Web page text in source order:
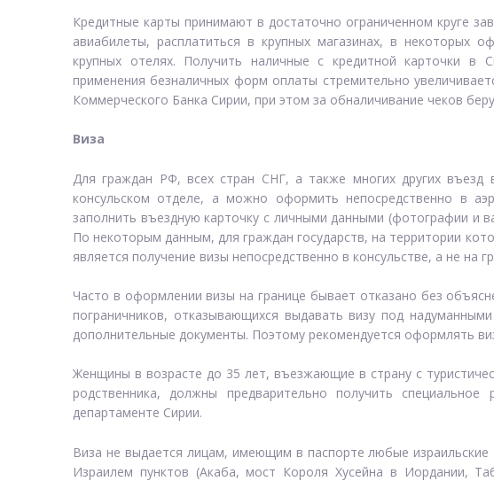
Кредитные карты принимают в достаточно ограниченном круге
авиабилеты, расплатиться в крупных магазинах, в некоторых
крупных отелях. Получить наличные с кредитной карточки в
применения безналичных форм оплаты стремительно
Коммерческого Банка Сирии, при этом за обналичивание чеков
Виза
Для граждан РФ, всех стран СНГ, а также многих других
консульском отделе, а можно оформить непосредственно в
заполнить въездную карточку с личными данными (фотографии и
По некоторым данным, для граждан государств, на территории
является получение визы непосредственно в консульстве, а не на
Часто в оформлении визы на границе бывает отказано без
пограничников, отказывающихся выдавать визу под
дополнительные документы. Поэтому рекомендуется оформлять
Женщины в возрасте до 35 лет, въезжающие в страну с
родственника, должны предварительно получить
департаменте Сирии.
Виза не выдается лицам, имеющим в паспорте любые
Израилем пунктов (Акаба, мост Короля Хусейна в Иордании,